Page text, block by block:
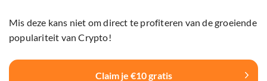
Mis deze kans niet om direct te profiteren van de groeiende
populariteit van Crypto!
Claim je €10 gratis